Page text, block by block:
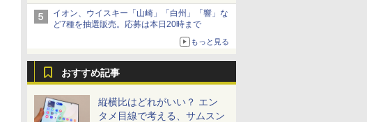
当選無効分
イオン、ウイスキー「山崎」「白州」「響」な
ど7種を抽選販売。応募は本日20時まで
もっと見る
おすすめ記事
縦横比はどれがいい？ エン
タメ目線で考える、サムスン